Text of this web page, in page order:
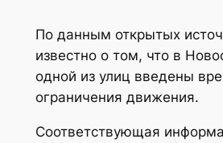
По данным открытых
известно о том, что в
одной из улиц введены
ограничения движения.
Соответствующая